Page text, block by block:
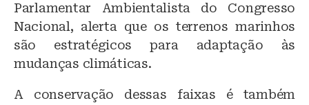
Parlamentar Ambientalista do Congresso
Nacional, alerta que os terrenos marinhos
são estratégicos para adaptação às
mudanças climáticas.
A conservação dessas faixas é também